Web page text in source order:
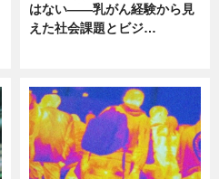
はない――乳がん経験から見
えた社会課題とビジ…